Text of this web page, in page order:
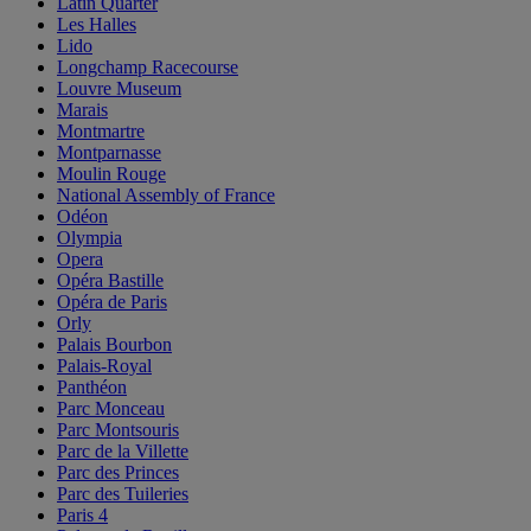
Les Halles
Lido
Longchamp Racecourse
Louvre Museum
Marais
Montmartre
Montparnasse
Moulin Rouge
National Assembly of France
Odéon
Olympia
Opera
Opéra Bastille
Opéra de Paris
Orly
Palais Bourbon
Palais-Royal
Panthéon
Parc Monceau
Parc Montsouris
Parc de la Villette
Parc des Princes
Parc des Tuileries
Paris 4